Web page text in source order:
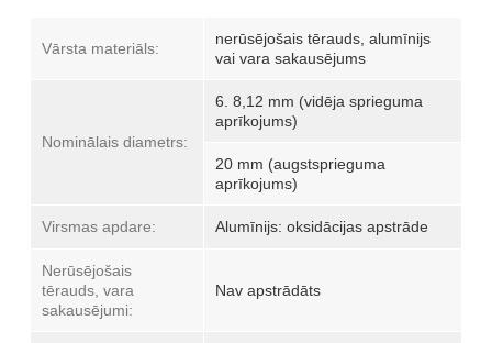
Vārsta materiāls:
nerūsējošais tērauds, alumīnijs
vai vara sakausējums
Nominālais diametrs:
6. 8,12 mm (vidēja sprieguma
aprīkojums)
20 mm (augstsprieguma
aprīkojums)
Virsmas apdare: Alumīnijs: oksidācijas apstrāde
Nerūsējošais
tērauds, vara
sakausējumi:
Nav apstrādāts